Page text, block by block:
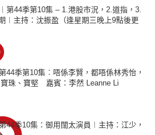
第44季第10集 – 1.港股市況，2.道指，3.
︱主持：沈振盈（逢星期三晚上9點後更
44季第10集︰唔係李賢，都唔係林秀怡，
珠、寶堅 嘉賓：李然 Leanne Li
44季10集：御用闊太演員︱主持：江少，